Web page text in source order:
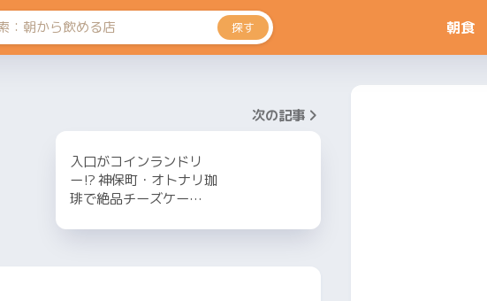
探す 朝食
次の記事
入口がコインランドリ
ー⁉ 神保町・オトナリ珈
琲で絶品チーズケー…